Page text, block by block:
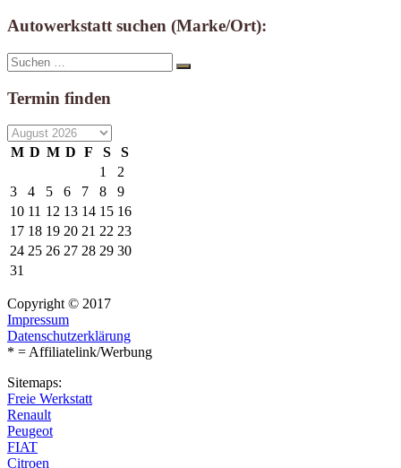
Autowerkstatt suchen (Marke/Ort):
Suche
nach:
Suchen
Termin finden
M D M D F S
S
1
2
3
4 5 6 7 8
9
10 11 12 13 14 15 16
17 18 19 20 21 22 23
24 25 26 27 28 29 30
31
Copyright © 2017
Impressum
Datenschutzerklärung
* = Affiliatelink/Werbung
Sitemaps:
Freie Werkstatt
Renault
Peugeot
FIAT
Citroen